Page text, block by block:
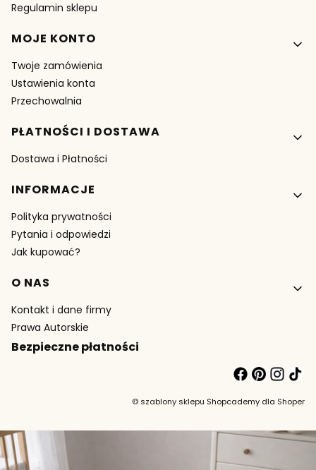
Regulamin sklepu
MOJE KONTO
Twoje zamówienia
Ustawienia konta
Przechowalnia
PŁATNOŚCI I DOSTAWA
Dostawa i Płatności
INFORMACJE
Polityka prywatności
Pytania i odpowiedzi
Jak kupować?
O NAS
Kontakt i dane firmy
Prawa Autorskie
Bezpieczne płatności
©szablony sklepu Shopcademy dla Shoper